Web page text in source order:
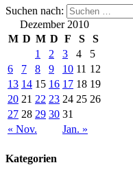
Suchen nach:
Dezember 2010
M D M D F S S
« Nov. Jan. »
1 2 3 4
5
6
7 8 9 10 11 12
13 14 15 16 17 18 19
20 21 22 23 24 25 26
27 28 29 30 31
Kategorien